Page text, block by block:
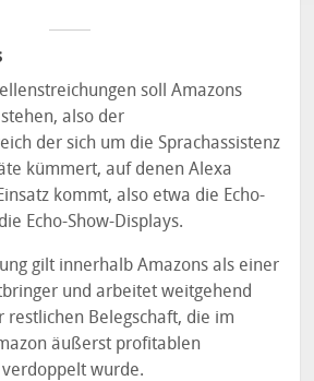
soll Amazons
also der
der sich um die Sprachassistenz
kümmert, auf denen Alexa
kommt, also etwa die Echo-
Echo-Show-Displays.
gilt innerhalb Amazons als einer
und arbeitet weitgehend
restlichen Belegschaft, die im
äußerst profitablen
wurde.